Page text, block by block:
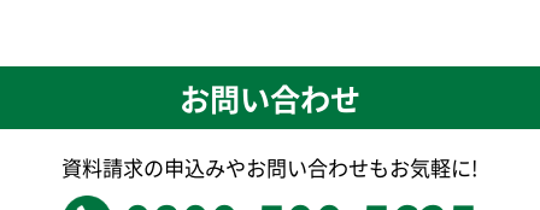
お問い合わせ
資料請求の申込みやお問い合わせもお気軽に!